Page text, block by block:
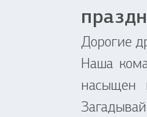
Дорогие
Наша
насыщен